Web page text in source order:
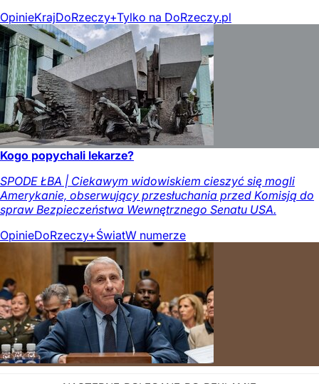
OpinieKrajDoRzeczy+Tylko na DoRzeczy.pl
Kogo popychali lekarze?
SPODE ŁBA | Ciekawym widowiskiem cieszyć się mogli
Amerykanie, obserwujący przesłuchania przed Komisją do
spraw Bezpieczeństwa Wewnętrznego Senatu USA.
OpinieDoRzeczy+ŚwiatW numerze